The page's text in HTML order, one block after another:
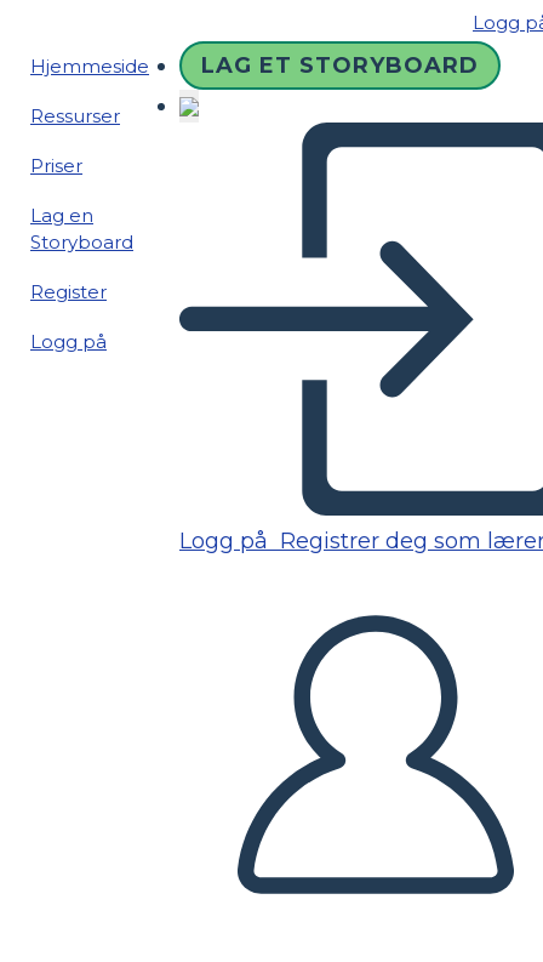
Logg
Hjemmeside
Ressurser
Priser
Lag en
Storyboard
Register
Logg på
LAG ET STORYBOARD
Logg på Registrer deg som